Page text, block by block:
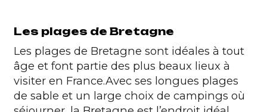
Les plages de Bretagne
Les plages de Bretagne sont idéales à tout
âge et font partie des plus beaux lieux à
visiter en France.Avec ses longues plages
de sable et un large choix de campings où